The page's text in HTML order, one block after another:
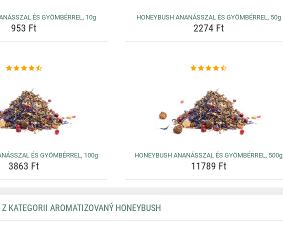
ÉS GYÖMBÉRREL, 10g
953 Ft
HONEYBUSH ANANÁSSZAL ÉS GYÖMBÉRREL, 50g
2274 Ft
ÉS GYÖMBÉRREL, 100g
3863 Ft
HONEYBUSH ANANÁSSZAL ÉS GYÖMBÉRREL, 500g
11789 Ft
KATEGORII AROMATIZOVANÝ HONEYBUSH